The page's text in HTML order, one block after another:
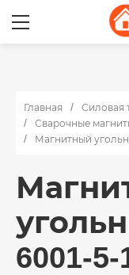
Главная Силовая
Сварочные
Магнитный
6001-5-